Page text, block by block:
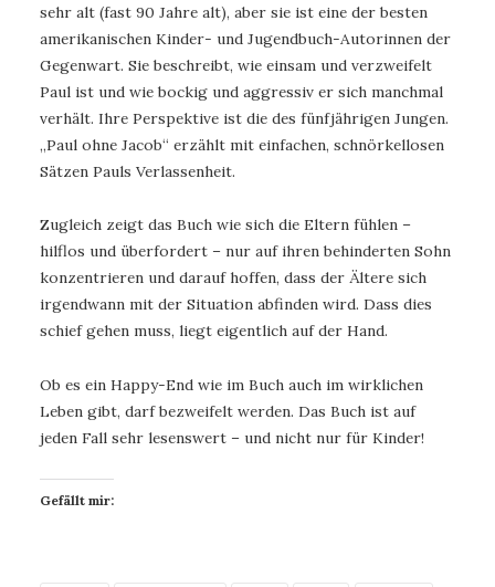
sehr alt (fast 90 Jahre alt), aber sie ist eine der besten
amerikanischen Kinder- und Jugendbuch-Autorinnen der
Gegenwart. Sie beschreibt, wie einsam und verzweifelt
Paul ist und wie bockig und aggressiv er sich manchmal
verhält. Ihre Perspektive ist die des fünfjährigen Jungen.
„Paul ohne Jacob“ erzählt mit einfachen, schnörkellosen
Sätzen Pauls Verlassenheit.
Zugleich zeigt das Buch wie sich die Eltern fühlen –
hilflos und überfordert – nur auf ihren behinderten Sohn
konzentrieren und darauf hoffen, dass der Ältere sich
irgendwann mit der Situation abfinden wird. Dass dies
schief gehen muss, liegt eigentlich auf der Hand.
Ob es ein Happy-End wie im Buch auch im wirklichen
Leben gibt, darf bezweifelt werden. Das Buch ist auf
jeden Fall sehr lesenswert – und nicht nur für Kinder!
Gefällt mir: